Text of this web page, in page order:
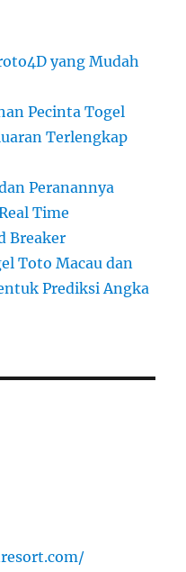
yang Mudah
Pecinta Togel
Terlengkap
Peranannya
Time
Breaker
Toto Macau dan
Prediksi Angka